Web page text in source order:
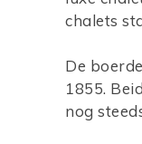
chalets
De
1855.
nog